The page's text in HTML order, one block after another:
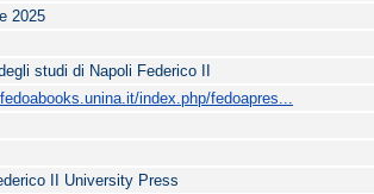
2025
studi di Napoli Federico II
index.php/fedoapres...
II University Press